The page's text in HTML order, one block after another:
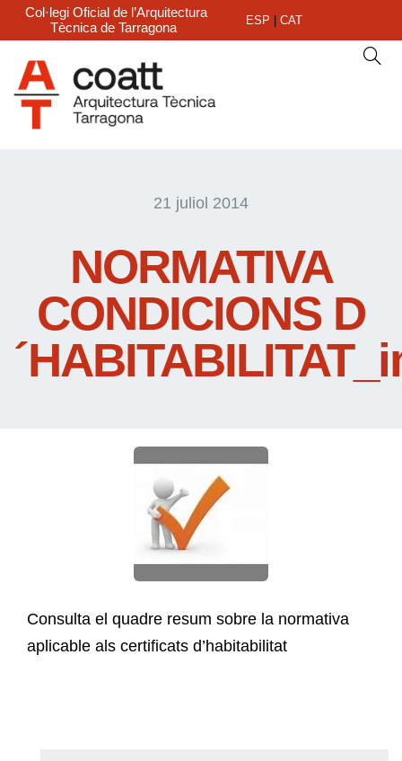
Col·legi Oficial de l’Arquitectura
Tècnica de Tarragona
ESP CAT
21 juliol 2014
NORMATIVA
CONDICIONS D
Consulta el quadre resum sobre la normativa
aplicable als certificats d’habitabilitat